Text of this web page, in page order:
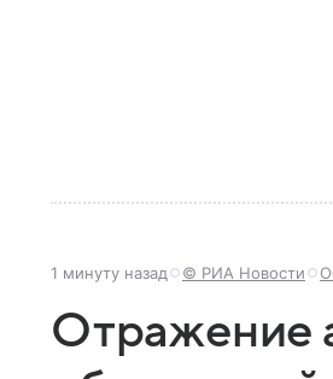
1 минуту назад © РИА Новости
Отражение